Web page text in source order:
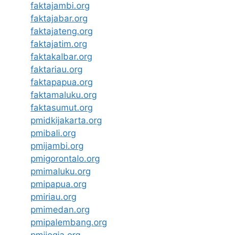
faktajambi.org
faktajabar.org
faktajateng.org
faktajatim.org
faktakalbar.org
faktariau.org
faktapapua.org
faktamaluku.org
faktasumut.org
pmidkijakarta.org
pmibali.org
pmijambi.org
pmigorontalo.org
pmimaluku.org
pmipapua.org
pmiriau.org
pmimedan.org
pmipalembang.org